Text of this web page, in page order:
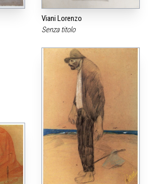
Viani Lorenzo
Senza titolo